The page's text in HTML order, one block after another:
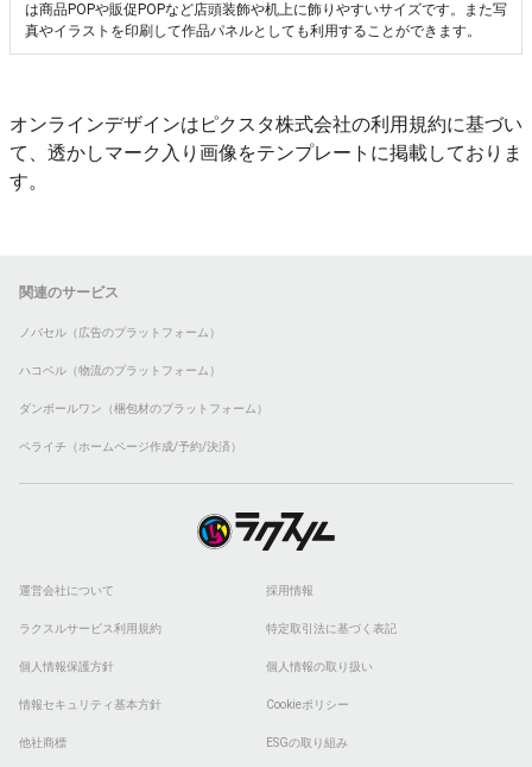
は商品POPや販促POPなど店頭装飾や机上に飾りやすいサイズです。また写
真やイラストを印刷して作品パネルとしても利用することができます。
オンラインデザインはピクスタ株式会社の利用規約に基づい
て、透かしマーク入り画像をテンプレートに掲載しておりま
す。
関連のサービス
ノバセル（広告のプラットフォーム）
ハコベル（物流のプラットフォーム）
ダンボールワン（梱包材のプラットフォーム）
ペライチ（ホームページ作成/予約/決済）
運営会社について 採用情報
ラクスルサービス利用規約 特定取引法に基づく表記
個人情報保護方針 個人情報の取り扱い
情報セキュリティ基本方針 Cookieポリシー
他社商標 ESGの取り組み